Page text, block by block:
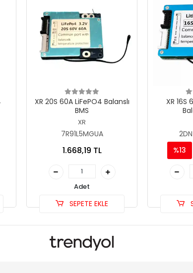
XR 20S 60A LiFePO4 Balanslı
BMS
XR
7R91L5MGUA
1.668,19 TL
Adet
SEPETE EKLE
XR 16S
%13